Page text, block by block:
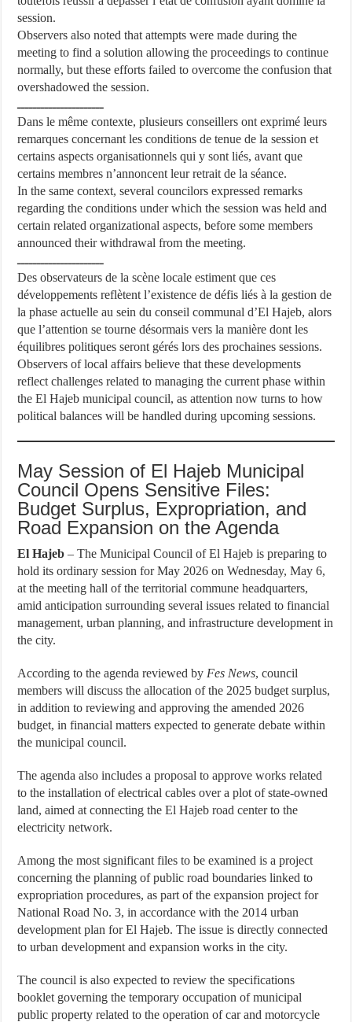
session.
Observers also noted that attempts were made during the
meeting to find a solution allowing the proceedings to continue
normally, but these efforts failed to overcome the confusion that
overshadowed the session.
ــــــــــــــــــــــ
Dans le même contexte, plusieurs conseillers ont exprimé leurs
remarques concernant les conditions de tenue de la session et
certains aspects organisationnels qui y sont liés, avant que
certains membres n’annoncent leur retrait de la séance.
In the same context, several councilors expressed remarks
regarding the conditions under which the session was held and
certain related organizational aspects, before some members
announced their withdrawal from the meeting.
ــــــــــــــــــــــ
Des observateurs de la scène locale estiment que ces
développements reflètent l’existence de défis liés à la gestion de
la phase actuelle au sein du conseil communal d’El Hajeb, alors
que l’attention se tourne désormais vers la manière dont les
équilibres politiques seront gérés lors des prochaines sessions.
Observers of local affairs believe that these developments
reflect challenges related to managing the current phase within
the El Hajeb municipal council, as attention now turns to how
political balances will be handled during upcoming sessions.
May Session of El Hajeb Municipal
Council Opens Sensitive Files:
Budget Surplus, Expropriation, and
Road Expansion on the Agenda
El Hajeb – The Municipal Council of El Hajeb is preparing to
hold its ordinary session for May 2026 on Wednesday, May 6,
at the meeting hall of the territorial commune headquarters,
amid anticipation surrounding several issues related to financial
management, urban planning, and infrastructure development in
the city.
According to the agenda reviewed by Fes News, council
members will discuss the allocation of the 2025 budget surplus,
in addition to reviewing and approving the amended 2026
budget, in financial matters expected to generate debate within
the municipal council.
The agenda also includes a proposal to approve works related
to the installation of electrical cables over a plot of state-owned
land, aimed at connecting the El Hajeb road center to the
electricity network.
Among the most significant files to be examined is a project
concerning the planning of public road boundaries linked to
expropriation procedures, as part of the expansion project for
National Road No. 3, in accordance with the 2014 urban
development plan for El Hajeb. The issue is directly connected
to urban development and expansion works in the city.
The council is also expected to review the specifications
booklet governing the temporary occupation of municipal
public property related to the operation of car and motorcycle